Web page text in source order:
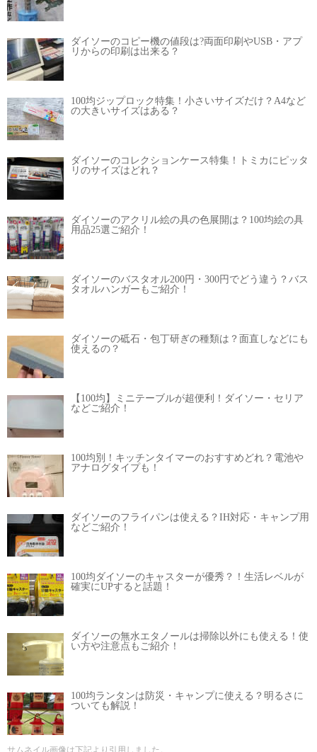
ダイソーのコピー機の値段は?両面印刷やUSB・アプ
リからの印刷は出来る？
100均ジップロック特集！小さいサイズだけ？A4など
の大きいサイズはある？
ダイソーのコレクションケース特集！トミカにピッタ
リのサイズはどれ？
ダイソーのアクリル絵の具の色展開は？100均絵の具
用品25選ご紹介！
ダイソーのバスタオル200円・300円でどう違う？バス
タオルハンガーもご紹介！
ダイソーの砥石・包丁研ぎの種類は？面直しなどにも
使えるの？
【100均】ミニテーブルが超便利！ダイソー・セリア
などご紹介！
100均別！キッチンタイマーのおすすめどれ？電池や
アナログタイプも！
ダイソーのフライパンは使える？IH対応・キャンプ用
などご紹介！
100均ダイソーのキャスターが優秀？！生活レベルが
確実にUPすると話題！
ダイソーの無水エタノールは掃除以外にも使える！使
い方や注意点もご紹介！
100均ランタンは防災・キャンプに使える？明るさに
ついても解説！
サムネイル画像は下記より引用しました。